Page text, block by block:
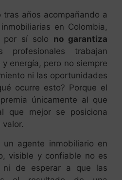
años acompañando a
en Colombia,
por sí solo no garantiza
profesionales trabajan
energía, pero no siempre
ni las oportunidades
ocurre esto? Porque el
únicamente al que
que mejor se posiciona
agente inmobiliario en
visible y confiable no es
ni de esperar a que las